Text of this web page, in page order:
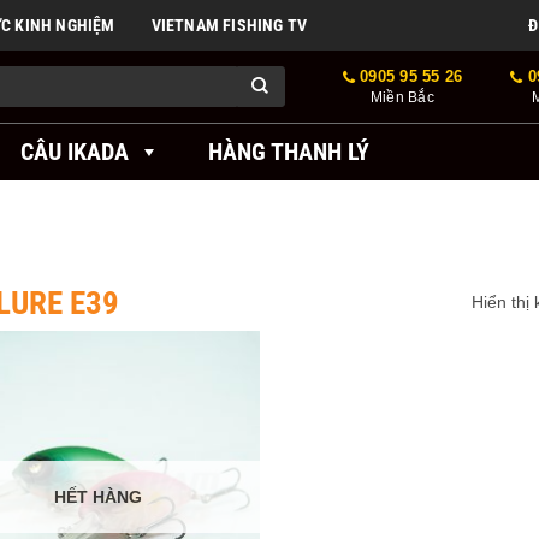
KINH NGHIỆM VIETNAM FISHING TV
0905 95 55 26
Miền Bắc
CÂU IKADA HÀNG THANH LÝ
E39 Hiển thị
HẾT HÀNG